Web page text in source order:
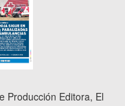
Producción Editora, El